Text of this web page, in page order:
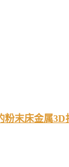
粉末床金属3D